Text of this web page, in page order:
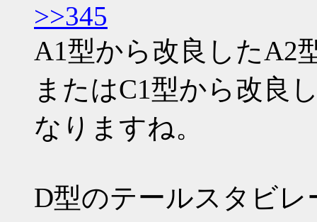
>>345
A1型から改良したA2
またはC1型から改良
なりますね。
D型のテールスタビ